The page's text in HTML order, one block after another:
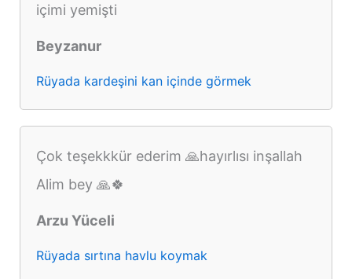
içimi yemişti
Beyzanur
Rüyada kardeşini kan içinde görmek
Çok teşekkkür ederim 🙏hayırlısı inşallah
Alim bey 🙏🍀
Arzu Yüceli
Rüyada sırtına havlu koymak